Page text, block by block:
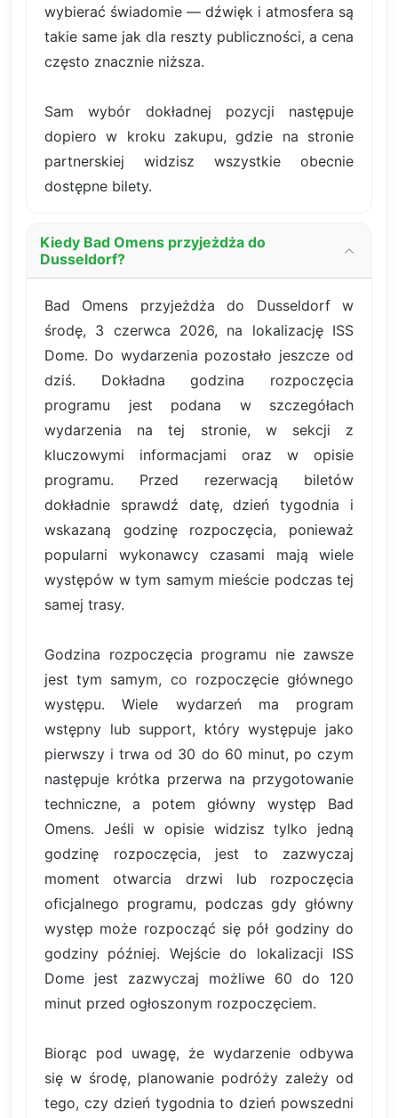
wybierać świadomie — dźwięk i atmosfera są
takie same jak dla reszty publiczności, a cena
często znacznie niższa.
Sam wybór dokładnej pozycji następuje
dopiero w kroku zakupu, gdzie na stronie
partnerskiej widzisz wszystkie obecnie
dostępne bilety.
Kiedy Bad Omens przyjeżdża do
Dusseldorf?
Bad Omens przyjeżdża do Dusseldorf w
środę, 3 czerwca 2026, na lokalizację ISS
Dome. Do wydarzenia pozostało jeszcze od
dziś. Dokładna godzina rozpoczęcia
programu jest podana w szczegółach
wydarzenia na tej stronie, w sekcji z
kluczowymi informacjami oraz w opisie
programu. Przed rezerwacją biletów
dokładnie sprawdź datę, dzień tygodnia i
wskazaną godzinę rozpoczęcia, ponieważ
popularni wykonawcy czasami mają wiele
występów w tym samym mieście podczas tej
samej trasy.
Godzina rozpoczęcia programu nie zawsze
jest tym samym, co rozpoczęcie głównego
występu. Wiele wydarzeń ma program
wstępny lub support, który występuje jako
pierwszy i trwa od 30 do 60 minut, po czym
następuje krótka przerwa na przygotowanie
techniczne, a potem główny występ Bad
Omens. Jeśli w opisie widzisz tylko jedną
godzinę rozpoczęcia, jest to zazwyczaj
moment otwarcia drzwi lub rozpoczęcia
oficjalnego programu, podczas gdy główny
występ może rozpocząć się pół godziny do
godziny później. Wejście do lokalizacji ISS
Dome jest zazwyczaj możliwe 60 do 120
minut przed ogłoszonym rozpoczęciem.
Biorąc pod uwagę, że wydarzenie odbywa
się w środę, planowanie podróży zależy od
tego, czy dzień tygodnia to dzień powszedni